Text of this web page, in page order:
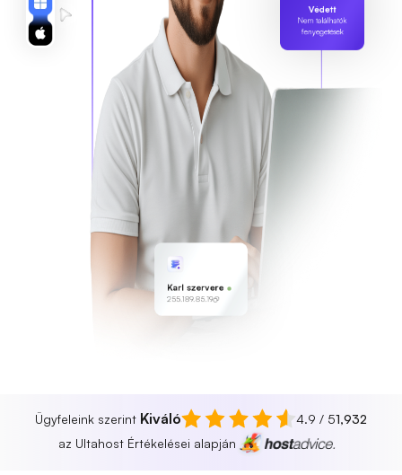
Védett
Nem találhatók
fenyegetések
Karl szervere
255.189.85.19
Ügyfeleink szerint Kiváló 4.9 / 51,932
az Ultahost Értékelései alapján